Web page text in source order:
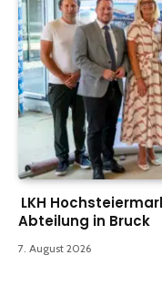
LKH
Abteilung in Bruck
7. August 2026